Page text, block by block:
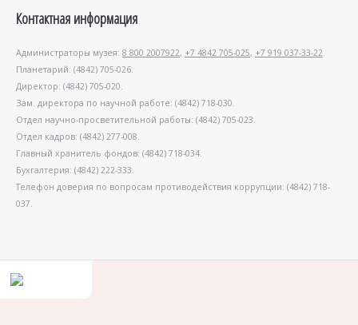
Контактная информация
Администраторы музея: 8 800 2007922, +7 4842 705-025, +7 919 037-33-22.
Планетарий: (4842) 705-026.
Директор: (4842) 705-020.
Зам. директора по научной работе: (4842) 718-030.
Отдел научно-просветительной работы: (4842) 705-023.
Отдел кадров: (4842) 277-008.
Главный хранитель фондов: (4842) 718-034.
Бухгалтерия: (4842) 222-333.
Телефон доверия по вопросам противодействия коррупции: (4842) 718-
037.